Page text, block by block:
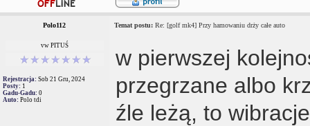
Polo112 Temat postu: Re: [golf mk4] Przy hamowaniu drży całe auto
vw PITUŚ
Rejestracja: Sob 21 Gru, 2024
Posty: 1
Gadu-Gadu: 0
Auto: Polo tdi
w pierwszej
przegrzane albo
źle leżą, to